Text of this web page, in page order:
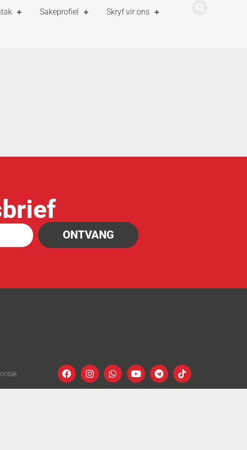
Sakeprofiel Skryf vir ons
ONTVANG